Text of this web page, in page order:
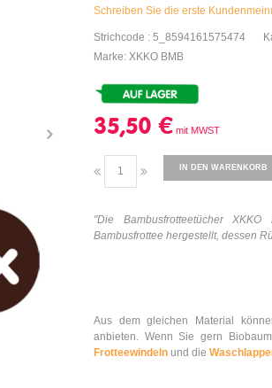
Schreiben Sie die erste
Strichcode : 5_8594161575474
Marke: XKKO BMB
35,50 €
IN DEN WARENKORB
"Die Bambusfrotteetücher
Bambusfrottee hergestellt, dessen
Aus dem gleichen Material
anbieten. Wenn Sie gern
Frotteewindeln und die